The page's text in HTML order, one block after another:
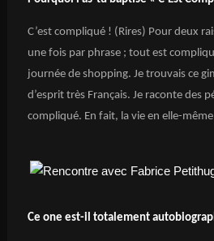
C’est compliqué ! (Rires) Pour deux
une fois par phrase ; tout est
journée de shopping. Je trouvais ce
d’esprit très Français. Je raconte des
compliqué. En fait, la vie en elle-
Ce one est-il totalement